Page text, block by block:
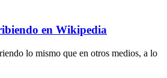
en Wikipedia
lo mismo que en otros medios, a lo